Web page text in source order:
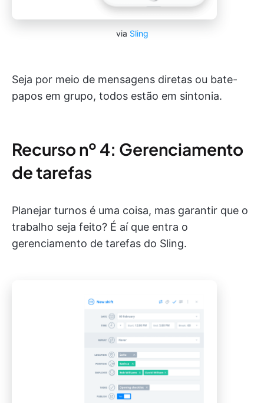
via Sling
Seja por meio de mensagens diretas ou bate-
papos em grupo, todos estão em sintonia.
Recurso nº 4: Gerenciamento
de tarefas
Planejar turnos é uma coisa, mas garantir que o
trabalho seja feito? É aí que entra o
gerenciamento de tarefas do Sling.